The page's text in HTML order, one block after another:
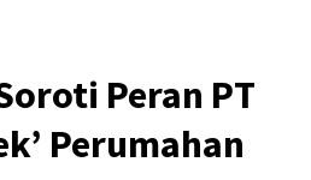
Peran PT
Perumahan